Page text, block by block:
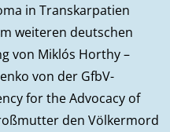
in Transkarpatien
weiteren deutschen
von Miklós Horthy –
von der GfbV-
for the Advocacy of
den Völkermord